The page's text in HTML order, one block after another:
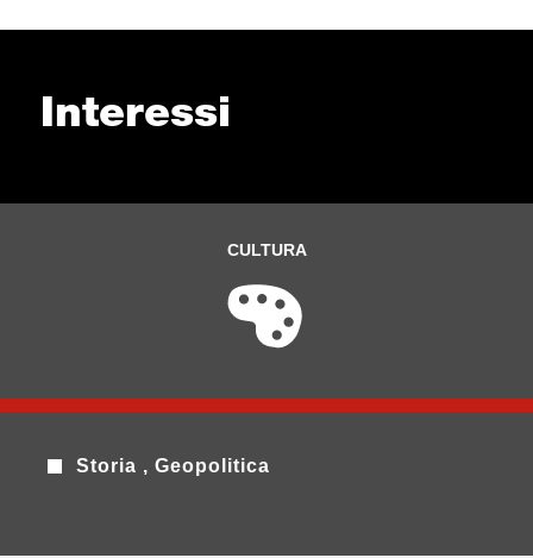
Interessi
CULTURA
Storia , Geopolitica